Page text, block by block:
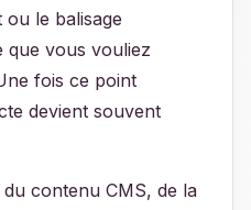
le balisage
que vous vouliez
fois ce point
devient souvent
contenu CMS, de la